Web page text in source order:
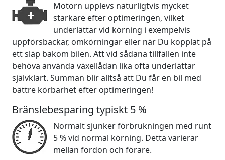
Motorn upplevs naturligtvis mycket
starkare efter optimeringen, vilket
underlättar vid körning i exempelvis
uppförsbackar, omkörningar eller när Du kopplat på
ett släp bakom bilen. Att vid sådana tillfällen inte
behöva använda växellådan lika ofta underlättar
självklart. Summan blir alltså att Du får en bil med
bättre körbarhet efter optimeringen!
Bränslebesparing typiskt 5 %
Normalt sjunker förbrukningen med runt
5 % vid normal körning. Detta varierar
mellan fordon och förare.